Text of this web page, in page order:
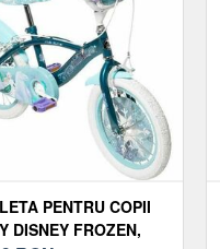
PENTRU COPII
DISNEY FROZEN,